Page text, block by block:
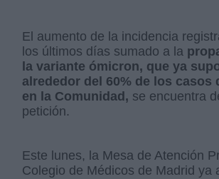
El aumento de la incidencia
los últimos días sumado a la
la variante ómicron, que ya
alrededor del 60% de los casos
en la Comunidad, se encuentra
petición.
Este lunes, la Mesa de Atención
Colegio de Médicos de Madrid ya